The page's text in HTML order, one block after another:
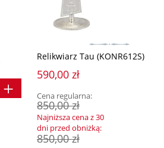
Relikwiarz Tau (KONR612S)
590,00 zł
Cena regularna:
850,00 zł
Najniższa cena z 30
dni przed obniżką:
850,00 zł